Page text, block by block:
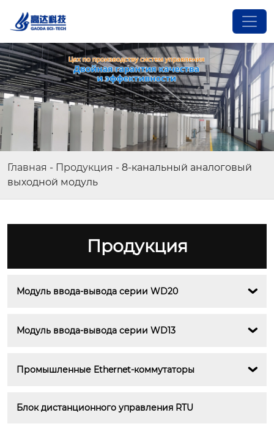
Главная - Продукция - 8-канальный аналоговый
выходной модуль
Продукция
Модуль ввода-вывода серии WD20 
Модуль ввода-вывода серии WD13 
Промышленные Ethernet-коммутаторы 
Блок дистанционного управления RTU